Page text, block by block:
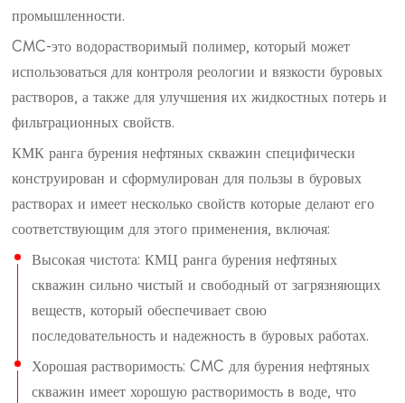
промышленности.
CMC-это водорастворимый полимер, который может
использоваться для контроля реологии и вязкости буровых
растворов, а также для улучшения их жидкостных потерь и
фильтрационных свойств.
КМК ранга бурения нефтяных скважин специфически
конструирован и сформулирован для пользы в буровых
растворах и имеет несколько свойств которые делают его
соответствующим для этого применения, включая:
Высокая чистота: КМЦ ранга бурения нефтяных
скважин сильно чистый и свободный от загрязняющих
веществ, который обеспечивает свою
последовательность и надежность в буровых работах.
Хорошая растворимость: CMC для бурения нефтяных
скважин имеет хорошую растворимость в воде, что